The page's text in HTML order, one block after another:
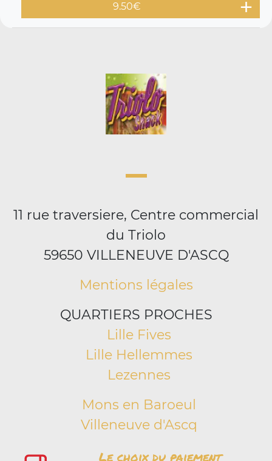
9.50€
11 rue traversiere, Centre commercial
du Triolo
59650 VILLENEUVE D'ASCQ
Mentions légales
QUARTIERS PROCHES
Lille Fives
Lille Hellemmes
Lezennes
Mons en Baroeul
Villeneuve d'Ascq
Le choix du paiement